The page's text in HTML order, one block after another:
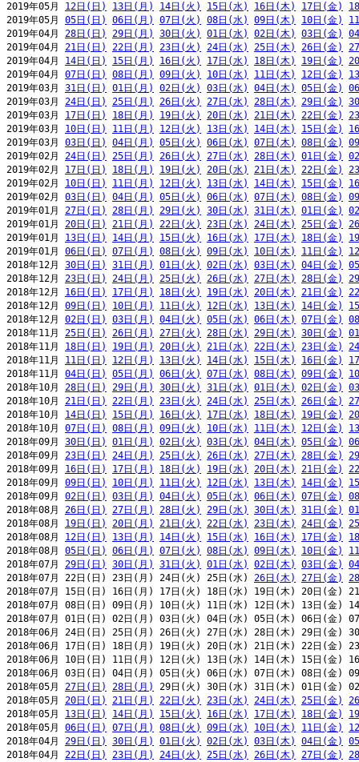
2019年05月 12日(日) 13日(月) 14日(火) 15日(水) 16日(木) 17日(金)
2019年05月 05日(日) 06日(月) 07日(火) 08日(水) 09日(木) 10日(金)
2019年04月 28日(日) 29日(月) 30日(火) 01日(水) 02日(木) 03日(金)
2019年04月 21日(日) 22日(月) 23日(火) 24日(水) 25日(木) 26日(金)
2019年04月 14日(日) 15日(月) 16日(火) 17日(水) 18日(木) 19日(金)
2019年04月 07日(日) 08日(月) 09日(火) 10日(水) 11日(木) 12日(金)
2019年03月 31日(日) 01日(月) 02日(火) 03日(水) 04日(木) 05日(金)
2019年03月 24日(日) 25日(月) 26日(火) 27日(水) 28日(木) 29日(金)
2019年03月 17日(日) 18日(月) 19日(火) 20日(水) 21日(木) 22日(金)
2019年03月 10日(日) 11日(月) 12日(火) 13日(水) 14日(木) 15日(金)
2019年03月 03日(日) 04日(月) 05日(火) 06日(水) 07日(木) 08日(金)
2019年02月 24日(日) 25日(月) 26日(火) 27日(水) 28日(木) 01日(金)
2019年02月 17日(日) 18日(月) 19日(火) 20日(水) 21日(木) 22日(金)
2019年02月 10日(日) 11日(月) 12日(火) 13日(水) 14日(木) 15日(金)
2019年02月 03日(日) 04日(月) 05日(火) 06日(水) 07日(木) 08日(金)
2019年01月 27日(日) 28日(月) 29日(火) 30日(水) 31日(木) 01日(金)
2019年01月 20日(日) 21日(月) 22日(火) 23日(水) 24日(木) 25日(金)
2019年01月 13日(日) 14日(月) 15日(火) 16日(水) 17日(木) 18日(金)
2019年01月 06日(日) 07日(月) 08日(火) 09日(水) 10日(木) 11日(金)
2018年12月 30日(日) 31日(月) 01日(火) 02日(水) 03日(木) 04日(金)
2018年12月 23日(日) 24日(月) 25日(火) 26日(水) 27日(木) 28日(金)
2018年12月 16日(日) 17日(月) 18日(火) 19日(水) 20日(木) 21日(金)
2018年12月 09日(日) 10日(月) 11日(火) 12日(水) 13日(木) 14日(金)
2018年12月 02日(日) 03日(月) 04日(火) 05日(水) 06日(木) 07日(金)
2018年11月 25日(日) 26日(月) 27日(火) 28日(水) 29日(木) 30日(金)
2018年11月 18日(日) 19日(月) 20日(火) 21日(水) 22日(木) 23日(金)
2018年11月 11日(日) 12日(月) 13日(火) 14日(水) 15日(木) 16日(金)
2018年11月 04日(日) 05日(月) 06日(火) 07日(水) 08日(木) 09日(金)
2018年10月 28日(日) 29日(月) 30日(火) 31日(水) 01日(木) 02日(金)
2018年10月 21日(日) 22日(月) 23日(火) 24日(水) 25日(木) 26日(金)
2018年10月 14日(日) 15日(月) 16日(火) 17日(水) 18日(木) 19日(金)
2018年10月 07日(日) 08日(月) 09日(火) 10日(水) 11日(木) 12日(金)
2018年09月 30日(日) 01日(月) 02日(火) 03日(水) 04日(木) 05日(金)
2018年09月 23日(日) 24日(月) 25日(火) 26日(水) 27日(木) 28日(金)
2018年09月 16日(日) 17日(月) 18日(火) 19日(水) 20日(木) 21日(金)
2018年09月 09日(日) 10日(月) 11日(火) 12日(水) 13日(木) 14日(金)
2018年09月 02日(日) 03日(月) 04日(火) 05日(水) 06日(木) 07日(金)
2018年08月 26日(日) 27日(月) 28日(火) 29日(水) 30日(木) 31日(金)
2018年08月 19日(日) 20日(月) 21日(火) 22日(水) 23日(木) 24日(金)
2018年08月 12日(日) 13日(月) 14日(火) 15日(水) 16日(木) 17日(金)
2018年08月 05日(日) 06日(月) 07日(火) 08日(水) 09日(木) 10日(金)
2018年07月 29日(日) 30日(月) 31日(火) 01日(水) 02日(木) 03日(金)
2018年07月 22日(日) 23日(月) 24日(火) 25日(水) 26日(木) 27日(金)
2018年07月 15日(日) 16日(月) 17日(火) 18日(水) 19日(木) 20日(金)
2018年07月 08日(日) 09日(月) 10日(火) 11日(水) 12日(木) 13日(金)
2018年07月 01日(日) 02日(月) 03日(火) 04日(水) 05日(木) 06日(金)
2018年06月 24日(日) 25日(月) 26日(火) 27日(水) 28日(木) 29日(金)
2018年06月 17日(日) 18日(月) 19日(火) 20日(水) 21日(木) 22日(金)
2018年06月 10日(日) 11日(月) 12日(火) 13日(水) 14日(木) 15日(金)
2018年06月 03日(日) 04日(月) 05日(火) 06日(水) 07日(木) 08日(金)
2018年05月 27日(日) 28日(月)
29日(火) 30日(水) 31日(木) 01日(金)
2018年05月 20日(日) 21日(月) 22日(火) 23日(水) 24日(木) 25日(金)
2018年05月 13日(日) 14日(月) 15日(火) 16日(水) 17日(木) 18日(金)
2018年05月 06日(日) 07日(月) 08日(火) 09日(水) 10日(木) 11日(金)
2018年04月 29日(日) 30日(月) 01日(火) 02日(水) 03日(木) 04日(金)
2018年04月 22日(日) 23日(月) 24日(火) 25日(水) 26日(木) 27日(金)